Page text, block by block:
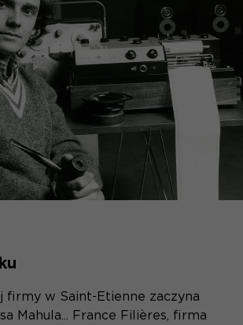
firmy w Saint-Etienne zaczyna
Mahula... France Filières, firma